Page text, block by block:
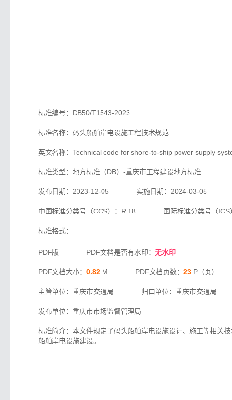
标准编号：DB50/T1543-2023
标准名称：码头船舶岸电设施工程技术规范
英文名称：Technical code for shore-to-ship power supply
标准类型：地方标准（DB）-重庆市工程建设地方标准
发布日期：2023-12-05 实施日期：2024-03-05
中国标准分类号（CCS）：R 18 国际标准分类号（ICS
标准格式：
PDF版 PDF文档是否有水印：无水印
PDF文档大小：0.82 M PDF文档页数：23 P（页）
主管单位：重庆市交通局 归口单位：重庆市交通局
发布单位：重庆市市场监督管理局
标准简介：本文件规定了码头船舶岸电设施设计、施工等相关
船舶岸电设施建设。